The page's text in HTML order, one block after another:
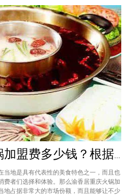
渝香居重庆火锅加盟费多少钱？根据所在城市进行规划非常合适创业
当地是具有代表性的美食特色之一，而且也
费者们选择和体验。那么渝香居重庆火锅加
地占据非常大的市场份额，而且能够让不少